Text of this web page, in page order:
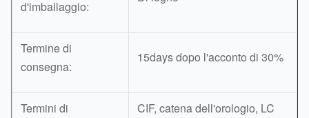
d'imballaggio:
Termine di
consegna:
15days dopo l'acconto di 30%
Termini di
CIF, catena dell'orologio, LC